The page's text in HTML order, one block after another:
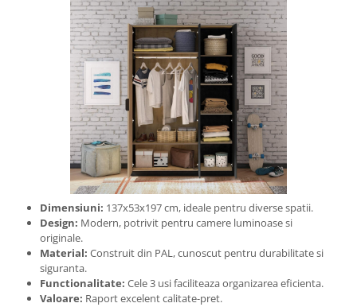
Dimensiuni: 137x53x197 cm, ideale pentru diverse spatii.
Design: Modern, potrivit pentru camere luminoase si
originale.
Material: Construit din PAL, cunoscut pentru durabilitate si
siguranta.
Functionalitate: Cele 3 usi faciliteaza organizarea eficienta.
Valoare: Raport excelent calitate-pret.